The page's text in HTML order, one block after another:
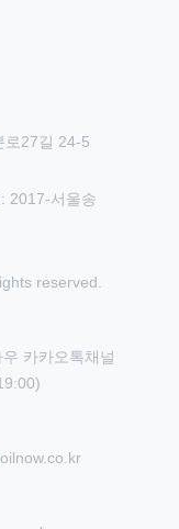
로27길 24-5
2017-서울송
reserved.
카카오톡채널